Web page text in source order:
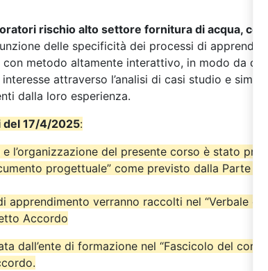
rischio alto settore fornitura di acqua,
delle specificità dei processi di
metodo altamente interattivo, in modo da
attraverso l’analisi di casi studio e
dalla loro esperienza.
del 17/4/2025:
l’organizzazione del presente corso è stato
progettuale” come previsto dalla Parte IV
verranno raccolti nel “Verbale
Accordo
dall’ente di formazione nel “Fascicolo del